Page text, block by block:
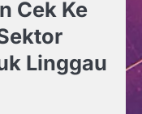
Cek Ke
Linggau